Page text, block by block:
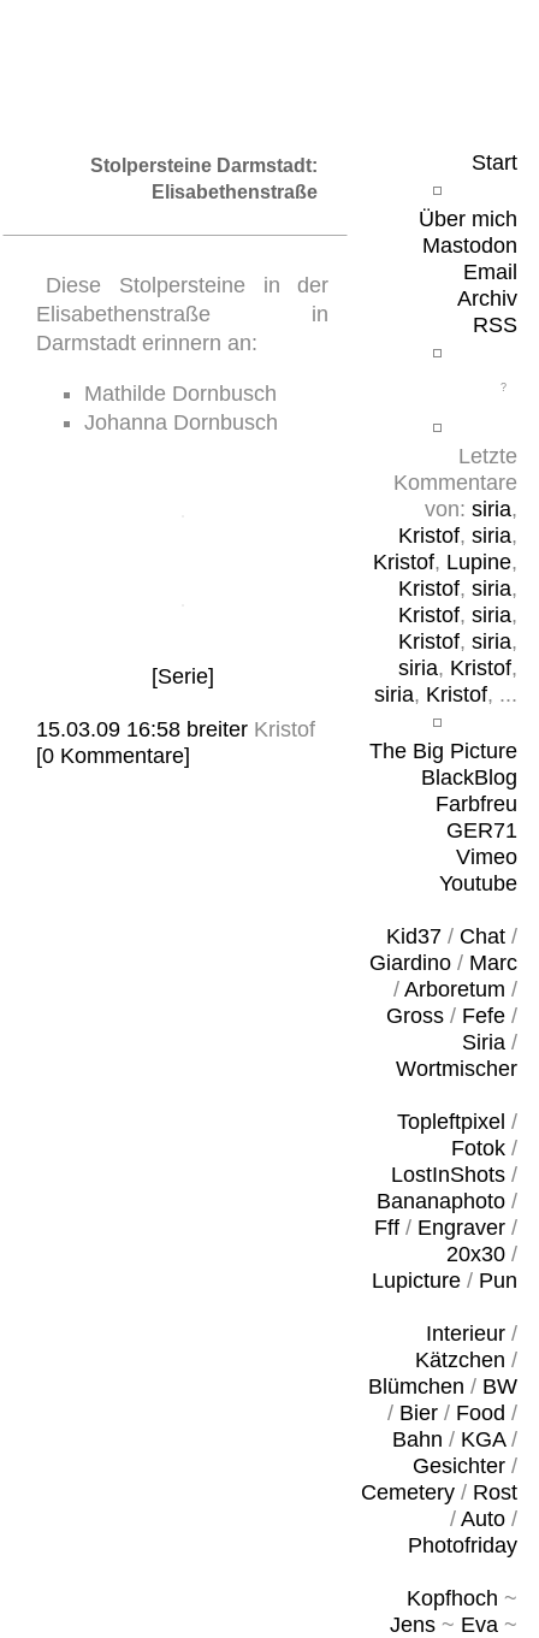
Start
Über mich
Mastodon
Email
Archiv
RSS
Letzte
Kommentare
von: siria,
Kristof, siria,
Kristof, Lupine,
Kristof, siria,
Kristof, siria,
Kristof, siria,
siria, Kristof,
siria, Kristof, ...
The Big Picture
BlackBlog
Farbfreu
GER71
Vimeo
Youtube
Kid37/ Chat/
Giardino/ Marc
/ Arboretum /
Gross/ Fefe/
Siria/
Wortmischer
Topleftpixel /
Fotok/
LostInShots/
Bananaphoto/
Fff/ Engraver/
20x30/
Lupicture/ Pun
Interieur/
Kätzchen /
Blümchen / BW
/ Bier/ Food /
Bahn / KGA/
Gesichter/
Cemetery/ Rost
/ Auto/
Photofriday
Kopfhoch ~
Jens~ Eva~
Stolpersteine Darmstadt:
Elisabethenstraße
Diese Stolpersteine in der
Elisabethenstraße in
Darmstadt erinnern an:
Mathilde Dornbusch
Johanna Dornbusch
[Serie]
15.03.09 16:58 breiter Kristof
[0 Kommentare]